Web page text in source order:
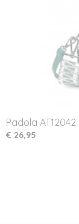
Padola AT12042
€ 26,95